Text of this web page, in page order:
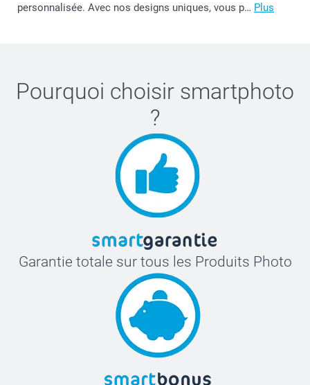
personnalisée. Avec nos designs uniques, vous p… Plus
Pourquoi choisir smartphoto
?
Garantie totale sur tous les Produits Photo